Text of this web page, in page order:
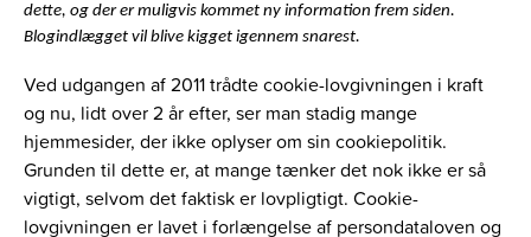
dette, og der er muligvis kommet ny information frem siden.
Blogindlægget vil blive kigget igennem snarest.
Ved udgangen af 2011 trådte cookie-lovgivningen i kraft
og nu, lidt over 2 år efter, ser man stadig mange
hjemmesider, der ikke oplyser om sin cookiepolitik.
Grunden til dette er, at mange tænker det nok ikke er så
vigtigt, selvom det faktisk er lovpligtigt. Cookie-
lovgivningen er lavet i forlængelse af persondataloven og